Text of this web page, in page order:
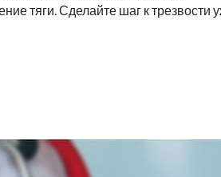
тяги. Сделайте шаг к трезвости